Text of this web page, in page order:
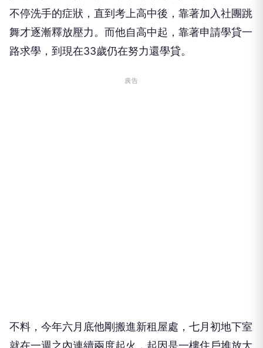
四處租屋。當時媽媽告誡他「要讀書才能出人頭
地」，龐大的壓力讓他極度害怕出錯，甚至為了省筆
記本錢把字寫得極小、字字句句都要記下，甚至出現
舞才逐漸釋放壓力。而他自高中起，靠著申請學貸一